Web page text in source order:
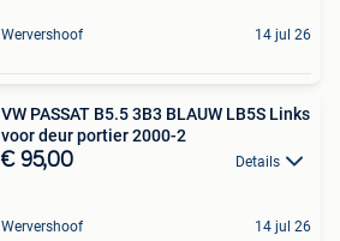
Wervershoof 14 jul 26
VW PASSAT B5.5 3B3 BLAUW LB5S Links
voor deur portier 2000-2
€ 95,00 Details
Wervershoof 14 jul 26